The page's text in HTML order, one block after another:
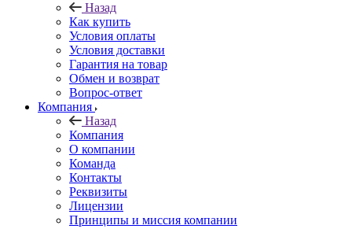
Назад
Как купить
Условия оплаты
Условия доставки
Гарантия на товар
Обмен и возврат
Вопрос-ответ
Компания
Назад
Компания
О компании
Команда
Контакты
Реквизиты
Лицензии
Принципы и миссия компании